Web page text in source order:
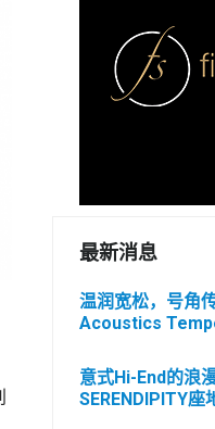
最新消息
温润宽松，号角
Acoustics
意式Hi-End的浪
SERENDIPITY座